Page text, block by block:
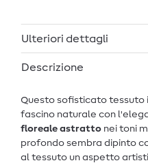
Ulteriori dettagli
Descrizione
Questo sofisticato tessuto
fascino naturale con
floreale astratto nei toni
profondo sembra dipinto
al tessuto un aspetto